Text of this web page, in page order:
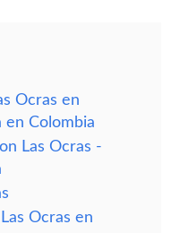
Ocras en
Colombia
Las Ocras -
Ocras en